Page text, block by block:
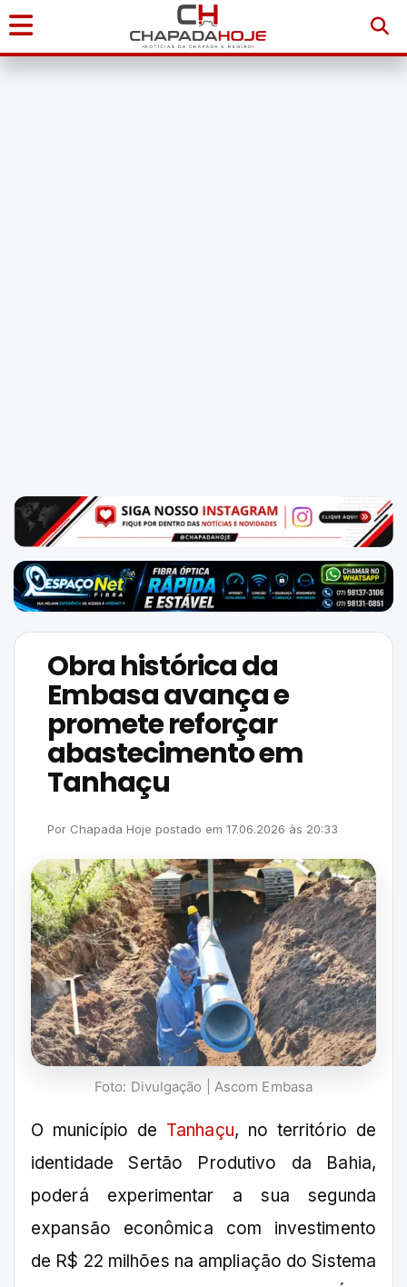
Início
NAS
NOSSAS
REDES
Obra histórica da
Embasa avança e
promete reforçar
abastecimento em
Tanhaçu
Por Chapada Hoje postado em 17.06.2026 às 20:33
Foto: Divulgação | Ascom Embasa
O município de Tanhaçu, no território de
identidade Sertão Produtivo da Bahia,
poderá experimentar a sua segunda
expansão econômica com investimento
de R$ 22 milhões na ampliação do Sistema